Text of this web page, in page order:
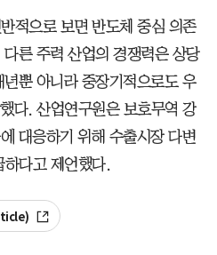
적으로 보면 반도체 중심 의존
른 주력 산업의 경쟁력은 상당
뿐 아니라 중장기적으로도 우
다. 산업연구원은 보호무역 강
대응하기 위해 수출시장 다변
다고 제언했다.